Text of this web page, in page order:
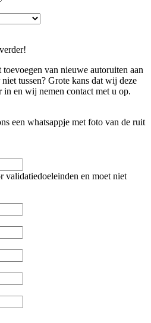
van nieuwe autoruiten aan
tussen? Grote kans dat wij deze
en wij nemen contact met u op.
een whatsappje met foto van de ruit
validatiedoeleinden en moet niet